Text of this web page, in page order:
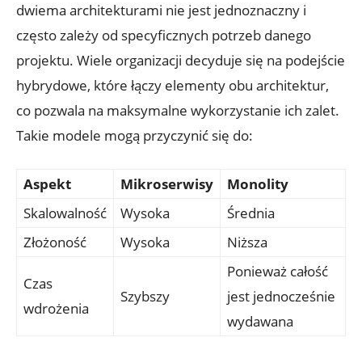
dwiema architekturami nie jest jednoznaczny i
często zależy od specyficznych potrzeb danego
projektu. Wiele organizacji ⁢decyduje się na⁤ podejście
⁣hybrydowe, które łączy elementy obu architektur,
co pozwala ​na maksymalne wykorzystanie⁢ ich​ zalet.
Takie modele mogą przyczynić⁢ się ​do:
Aspekt Mikroserwisy
Monolity
Skalowalność
Wysoka
Średnia
Złożoność
Wysoka Niższa
Czas
wdrożenia
Szybszy
Ponieważ całość
jest jednocześnie
‌wydawana